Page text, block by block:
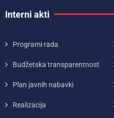
Interni akti
Programi rada
Budžetska transparentnost
Plan javnih nabavki
Realizacija